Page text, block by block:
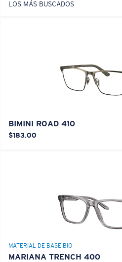
LOS MÁS BUSCADOS
BIMINI ROAD 410
$183.00
MATERIAL DE BASE BIO
MARIANA TRENCH 400